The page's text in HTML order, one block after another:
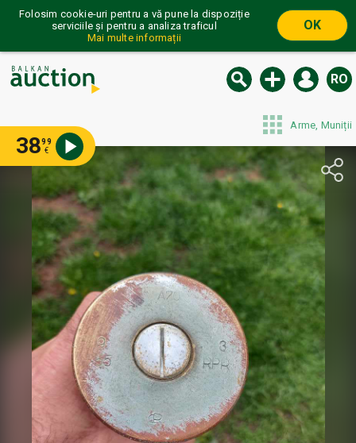
Folosim cookie-uri pentru a vă pune la dispoziție
serviciile și pentru a analiza traficul
Mai multe informații
OK
RO
Arme, Muniții
3899
€